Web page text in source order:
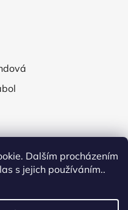
Dalším procházením
s jejich používáním..